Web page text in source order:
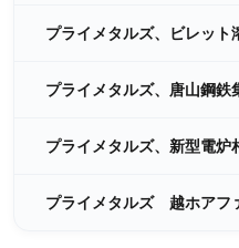
プライメタルズ、ビレッ
プライメタルズ、唐山鋼鉄
プライメタルズ、新型電炉
プライメタルズ 越ホアフ